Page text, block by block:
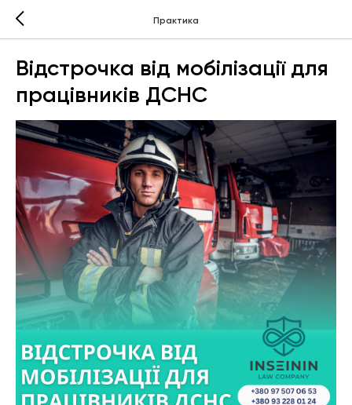
Практика
Відстрочка від мобілізації для
працівників ДСНС